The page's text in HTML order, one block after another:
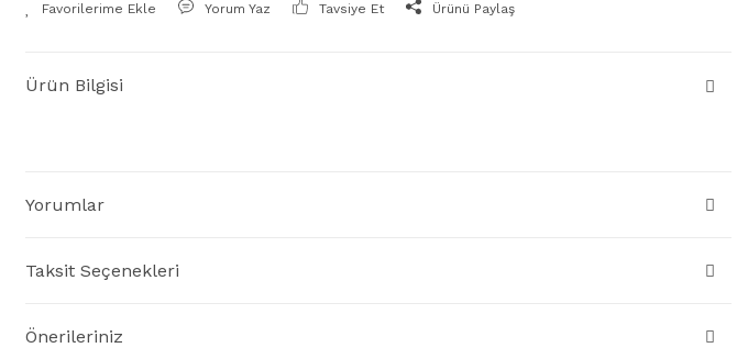
Yorum Yaz Tavsiye Et Ürünü Paylaş
Ürün Bilgisi
Yorumlar
Taksit Seçenekleri
Önerileriniz